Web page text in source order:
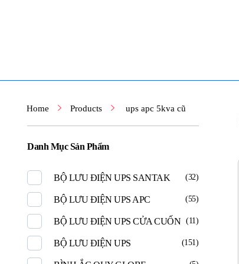
Home Products ups apc 5kva cũ
Danh Mục Sản Phẩm
BỘ LƯU ĐIỆN UPS SANTAK (32)
BỘ LƯU ĐIỆN UPS APC (55)
BỘ LƯU ĐIỆN UPS CỬA CUỐN (11)
BỘ LƯU ĐIỆN UPS (151)